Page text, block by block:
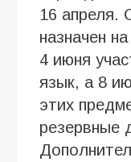
16 апреля.
назначен
4 июня
язык, а 8
этих
резервные